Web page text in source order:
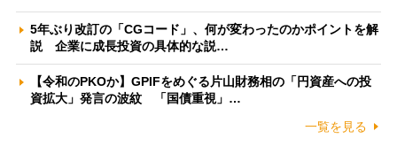
5年ぶり改訂の「CGコード」、何が変わったのかポイントを解
説 企業に成長投資の具体的な説…
【令和のPKOか】GPIFをめぐる片山財務相の「円資産への投
資拡大」発言の波紋 「国債重視」…
一覧を見る